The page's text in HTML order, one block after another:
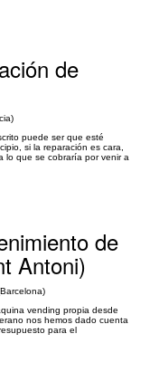
de
puede ser que esté
si la reparación es cara,
lo que se cobraría por venir a
de
Antoni)
vending propia desde
nos hemos dado cuenta
para el